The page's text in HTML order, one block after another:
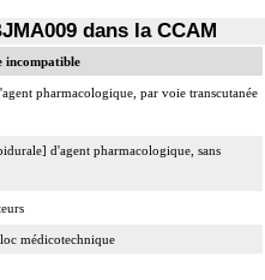
dans la CCAM
incompatible
pharmacologique, par voie transcutanée
d'agent pharmacologique, sans
médicotechnique